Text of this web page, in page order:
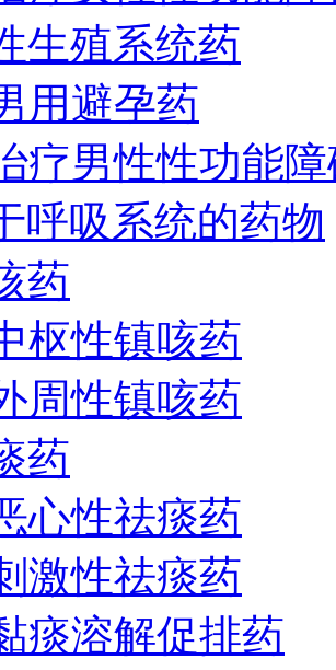
生殖系统药
用避孕药
疗男性性功能
呼吸系统的药物
药
枢性镇咳药
周性镇咳药
药
心性祛痰药
激性祛痰药
痰溶解促排药